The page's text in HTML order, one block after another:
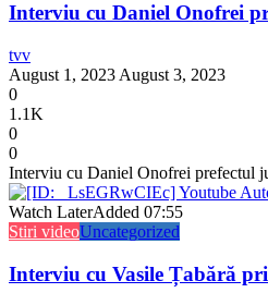
Interviu cu Daniel Onofrei
tvv
August 1, 2023 August 3, 2023
0
1.1K
0
0
Interviu cu Daniel Onofrei prefectul
Watch LaterAdded 07:55
Stiri videoUncategorized
Interviu cu Vasile Țabără